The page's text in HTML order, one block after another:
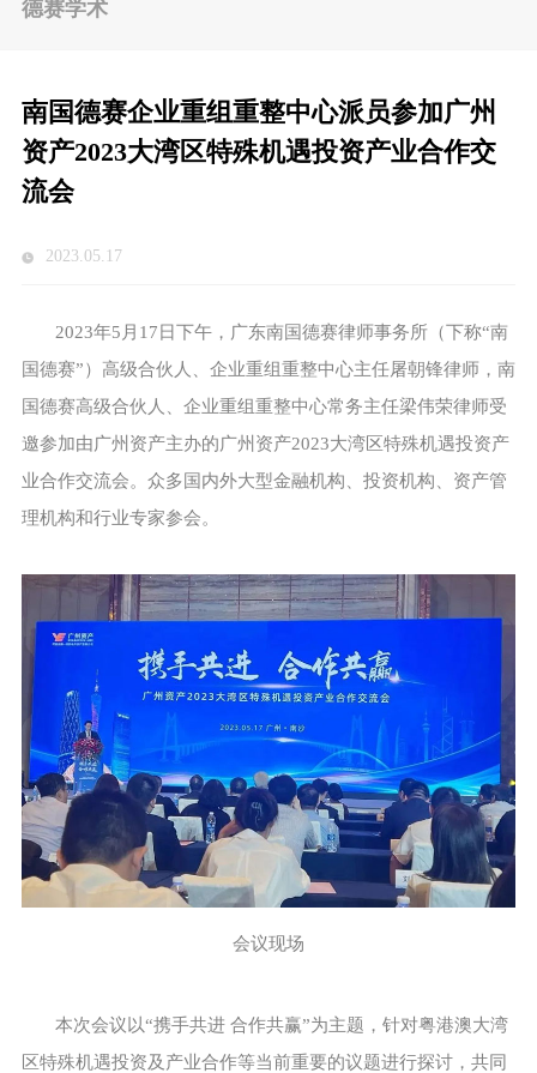
德赛学术
南国德赛企业重组重整中心派员参加广州
资产2023大湾区特殊机遇投资产业合作交
流会
2023.05.17
2023年5月17日下午，广东南国德赛律师事务所（下称“南
国德赛”）高级合伙人、企业重组重整中心主任屠朝锋律师，南
国德赛高级合伙人、企业重组重整中心常务主任梁伟荣律师受
邀参加由广州资产主办的广州资产2023大湾区特殊机遇投资产
业合作交流会。众多国内外大型金融机构、投资机构、资产管
理机构和行业专家参会。
会议现场
本次会议以“携手共进 合作共赢”为主题，针对粤港澳大湾
区特殊机遇投资及产业合作等当前重要的议题进行探讨，共同